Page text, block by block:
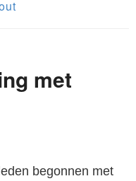
met
begonnen met